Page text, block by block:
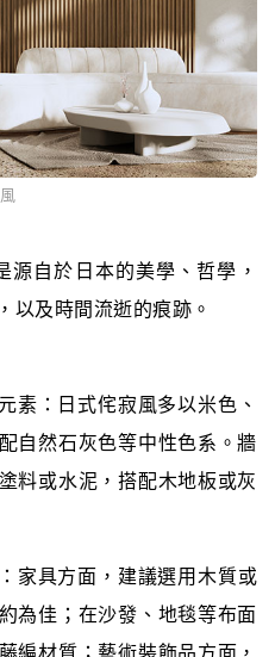
源自於日本的美學、哲學，
以及時間流逝的痕跡。
素：日式侘寂風多以米色、
自然石灰色等中性色系。牆
料或水泥，搭配木地板或灰
家具方面，建議選用木質或
為佳；在沙發、地毯等布面
編材質；藝術裝飾品方面，